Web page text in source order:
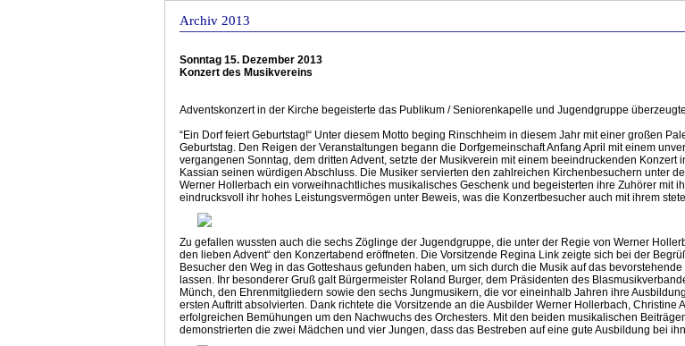
Archiv 2013
Sonntag 15. Dezember 2013
Konzert des Musikvereins
Adventskonzert in der Kirche begeisterte das Publikum / Seniorenkapelle und Jugendgruppe
“Ein Dorf feiert Geburtstag!“ Unter diesem Motto beging Rinschheim in diesem Jahr mit einer großen
Geburtstag. Den Reigen der Veranstaltungen begann die Dorfgemeinschaft Anfang April mit einem
vergangenen Sonntag, dem dritten Advent, setzte der Musikverein mit einem beeindruckenden Konzert
Kassian seinen würdigen Abschluss. Die Musiker servierten den zahlreichen Kirchenbesuchern unter
Werner Hollerbach ein vorweihnachtliches musikalisches Geschenk und begeisterten ihre Zuhörer mit
eindrucksvoll ihr hohes Leistungsvermögen unter Beweis, was die Konzertbesucher auch mit ihrem
Zu gefallen wussten auch die sechs Zöglinge der Jugendgruppe, die unter der Regie von Werner
den lieben Advent“ den Konzertabend eröffneten. Die Vorsitzende Regina Link zeigte sich bei der
Besucher den Weg in das Gotteshaus gefunden haben, um sich durch die Musik auf das
lassen. Ihr besonderer Gruß galt Bürgermeister Roland Burger, dem Präsidenten des
Münch, den Ehrenmitgliedern sowie den sechs Jungmusikern, die vor eineinhalb Jahren ihre
ersten Auftritt absolvierten. Dank richtete die Vorsitzende an die Ausbilder Werner Hollerbach, Christine
erfolgreichen Bemühungen um den Nachwuchs des Orchesters. Mit den beiden musikalischen
demonstrierten die zwei Mädchen und vier Jungen, dass das Bestreben auf eine gute Ausbildung bei